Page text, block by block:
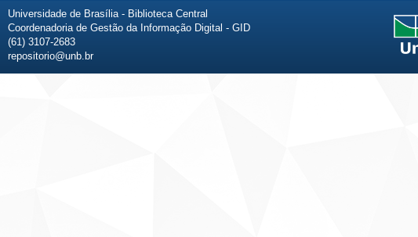
Universidade de Brasília - Biblioteca Central
Coordenadoria de Gestão da Informação Digital - GID
(61) 3107-2683
repositorio@unb.br